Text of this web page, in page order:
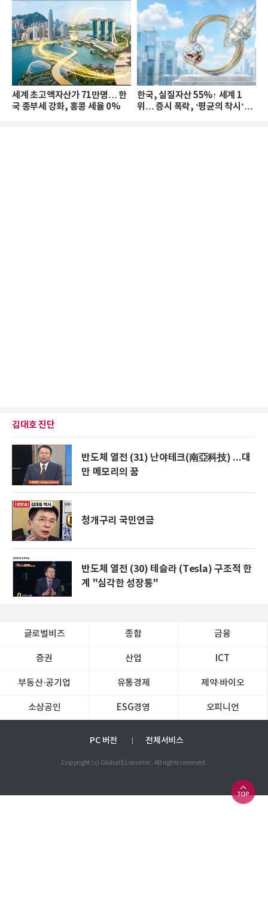
세계 초고액자산가 71만명… 한
국 종부세 강화, 홍콩 세율 0%
한국, 실질자산 55%↑ 세계 1
위… 증시 폭락, ‘평균의 착시’와
김대호 진단
반도체 열전 (31) 난야테크(南亞科技) ...대
만 메모리의 꿈
청개구리 국민연금
반도체 열전 (30) 테슬라 (Tesla) 구조적 한
계 "심각한 성장통"
글로벌비즈 종합 금융
증권 산업 ICT
부동산·공기업 유통경제 제약∙바이오
소상공인 ESG경영 오피니언
PC 버전 전체서비스
Copyright (c) Global Economic. All rights reserved.